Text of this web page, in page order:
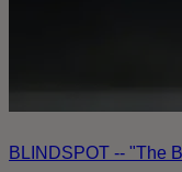
BLINDSPOT -- "The